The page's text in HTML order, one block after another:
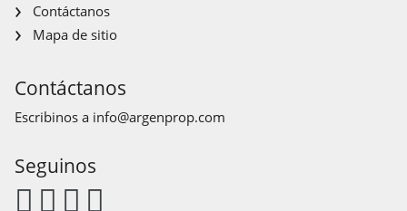
Contáctanos
Mapa de sitio
Contáctanos
Escribinos a info@argenprop.com
Seguinos